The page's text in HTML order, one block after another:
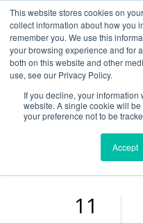
This website stores cookies on
collect information about how you
remember you. We use this
your browsing experience and for
both on this website and other
use, see our Privacy Policy.
If you decline, your information
website. A single cookie will
your preference not to be
Accept
Guía de uso
11